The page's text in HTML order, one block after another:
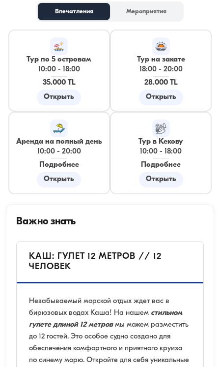
Впечатления Мероприятия
Тур по 5 островам
10:00-
18:00
35.000 TL
Открыть
Тур на закате
18:00- 20:00
28.000 TL
Открыть
Аренда на полный день
10:00- 20:00
Подробнее
Открыть
Тур в Кекову
10:00 -
18:00
Подробнее
Открыть
Важно знать
КАШ: ГУЛЕТ 12 МЕТРОВ // 12
ЧЕЛОВЕК
Незабываемый морской отдых ждет вас в
бирюзовых водах Каша! На нашем стильном
гулете длиной 12 метровмы можем разместить
до 12 гостей. Это особое судно создано для
обеспечения комфортного и приятного круиза
по синему морю. Откройте для себя уникальные